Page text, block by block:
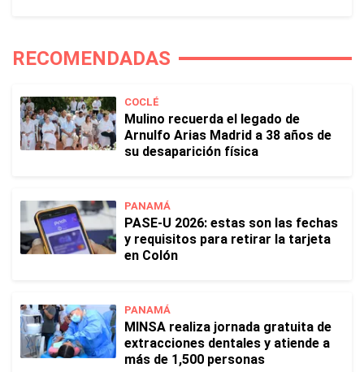
RECOMENDADAS
COCLÉ
Mulino recuerda el legado de
Arnulfo Arias Madrid a 38 años de
su desaparición física
PANAMÁ
PASE-U 2026: estas son las fechas
y requisitos para retirar la tarjeta
en Colón
PANAMÁ
MINSA realiza jornada gratuita de
extracciones dentales y atiende a
más de 1,500 personas